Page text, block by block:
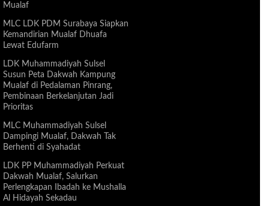
Mualaf
MLC LDK PDM Surabaya Siapkan
Kemandirian Mualaf Dhuafa
Lewat Edufarm
LDK Muhammadiyah Sulsel
Susun Peta Dakwah Kampung
Mualaf di Pedalaman Pinrang,
Pembinaan Berkelanjutan Jadi
Prioritas
MLC Muhammadiyah Sulsel
Dampingi Mualaf, Dakwah Tak
Berhenti di Syahadat
LDK PP Muhammadiyah Perkuat
Dakwah Mualaf, Salurkan
Perlengkapan Ibadah ke Mushalla
Al Hidayah Sekadau